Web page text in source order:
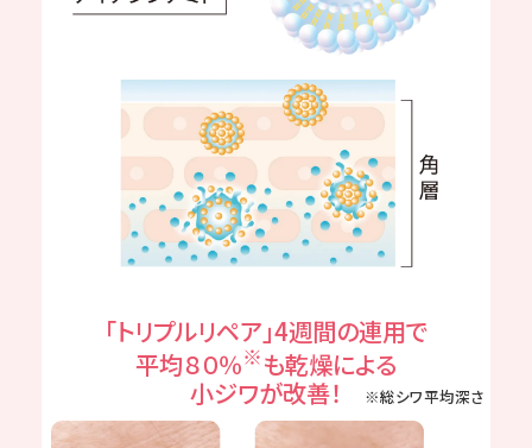
「トリプルリペア」4週間の連用で
平均８０％※も乾燥による
小ジワが改善！
※総シワ平均深さ